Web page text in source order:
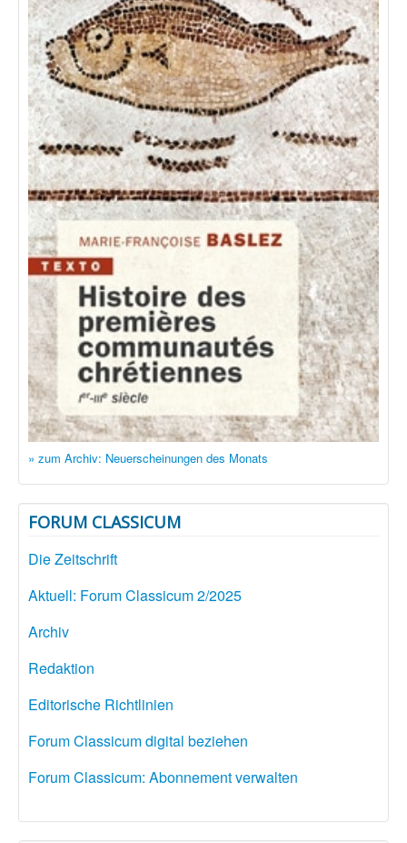
» zum Archiv: Neuerscheinungen des Monats
FORUM CLASSICUM
Die Zeitschrift
Aktuell: Forum Classicum 2/2025
Archiv
Redaktion
Editorische Richtlinien
Forum Classicum digital beziehen
Forum Classicum: Abonnement verwalten